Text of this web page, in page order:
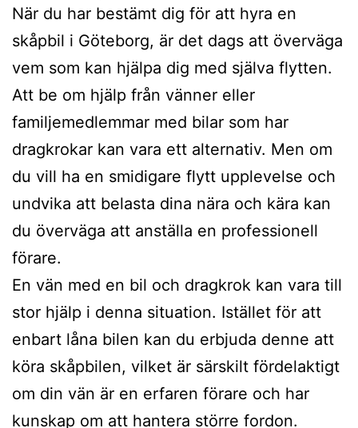
När du har bestämt dig för att hyra en
skåpbil i Göteborg, är det dags att överväga
vem som kan hjälpa dig med själva flytten.
Att be om hjälp från vänner eller
familjemedlemmar med bilar som har
dragkrokar kan vara ett alternativ. Men om
du vill ha en smidigare flytt upplevelse och
undvika att belasta dina nära och kära kan
du överväga att anställa en professionell
förare.
En vän med en bil och dragkrok kan vara till
stor hjälp i denna situation. Istället för att
enbart låna bilen kan du erbjuda denne att
köra skåpbilen, vilket är särskilt fördelaktigt
om din vän är en erfaren förare och har
kunskap om att hantera större fordon.